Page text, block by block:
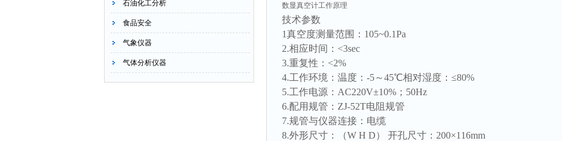
石油化工分析
食品安全
气象仪器
气体分析仪器
数显真空计工作原理
技术参数
1真空度测量范围：105~0.1Pa
2.相应时间：<3sec
3.重复性：<2%
4.工作环境：温度：-5～45℃相对湿度：≤80%
5.工作电源：AC220V±10%；50Hz
6.配用规管：ZJ-52T电阻规管
7.规管与仪器连接：电缆
8.外形尺寸：（W H D） 开孔尺寸：200×116mm